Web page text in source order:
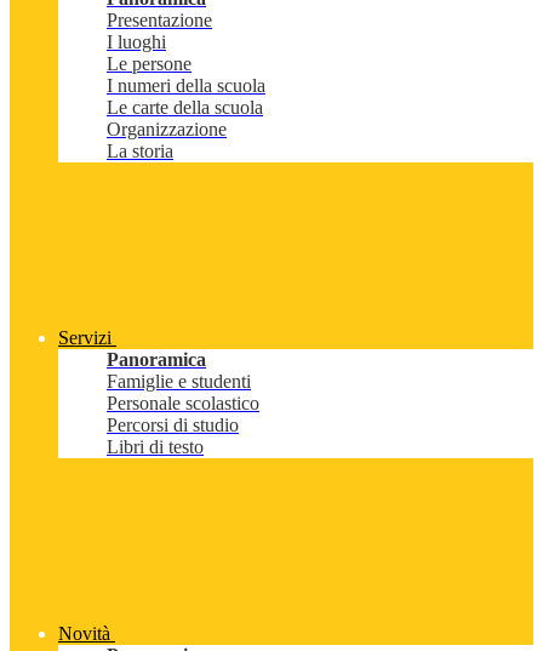
Presentazione
I luoghi
Le persone
I numeri della scuola
Le carte della scuola
Organizzazione
La storia
Servizi
Panoramica
Famiglie e studenti
Personale scolastico
Percorsi di studio
Libri di testo
Novità